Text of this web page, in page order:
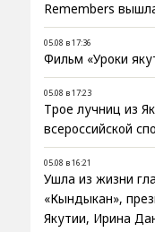
Remembers
05.08 в 17:36
Фильм «Уроки
05.08 в 17:23
Трое лучниц из
всероссийской
05.08 в 16:21
Ушла из жизни
«Кындыкан»,
Якутии, Ирина